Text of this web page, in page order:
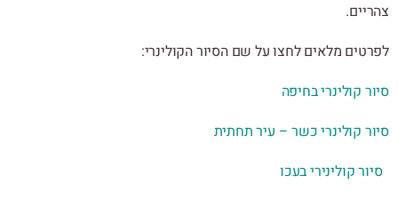
צהריים.
לפרטים מלאים לחצו על שם הסיור הקולינרי:
סיור קולינרי בחיפה
סיור קולינרי כשר – עיר תחתית
סיור קולינירי בעכו